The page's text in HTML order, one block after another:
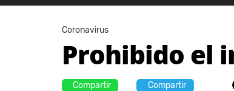
Coronavirus
Prohibido el
Compartir Compartir